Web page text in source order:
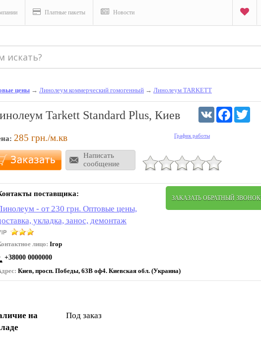
Платные пакеты Новости
цены → Линолеум коммерческий гомогенный → Линолеум TARKETT
Tarkett Standard Plus, Киев
285 грн./м.кв
Написать
сообщение
График работы
VK Facebook
поставщика:
- от 230 грн. Оптовые цены,
укладка, занос, демонтаж
лицо: Ігор
+38000 0000000
Киев, просп. Победы, 63В оф4. Киевская обл. (Украина)
ЗАКАЗАТЬ ОБРАТНЫЙ ЗВОНОК
на
Под заказ